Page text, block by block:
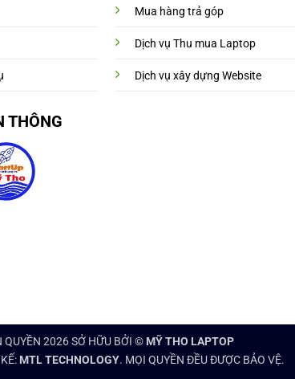
THÔNG
Mua hàng trả góp
Dịch vụ Thu mua Laptop
Dịch vụ xây dựng Website
QUYỀN 2026 SỞ HỮU BỞI © MỸ THO LAPTOP
MTL TECHNOLOGY. MỌI QUYỀN ĐỀU ĐƯỢC BẢO VỆ.